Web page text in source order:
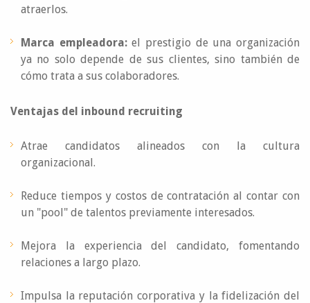
atraerlos.
Marca empleadora:el prestigio de una organización
ya no solo depende de sus clientes, sino también de
cómo trata a sus colaboradores.
Ventajas del inbound recruiting
Atrae candidatos alineados con la cultura
organizacional.
Reduce tiempos y costos de contratación al contar con
un "pool" de talentos previamente interesados.
Mejora la experiencia del candidato, fomentando
relaciones a largo plazo.
Impulsa la reputación corporativa y la fidelización del